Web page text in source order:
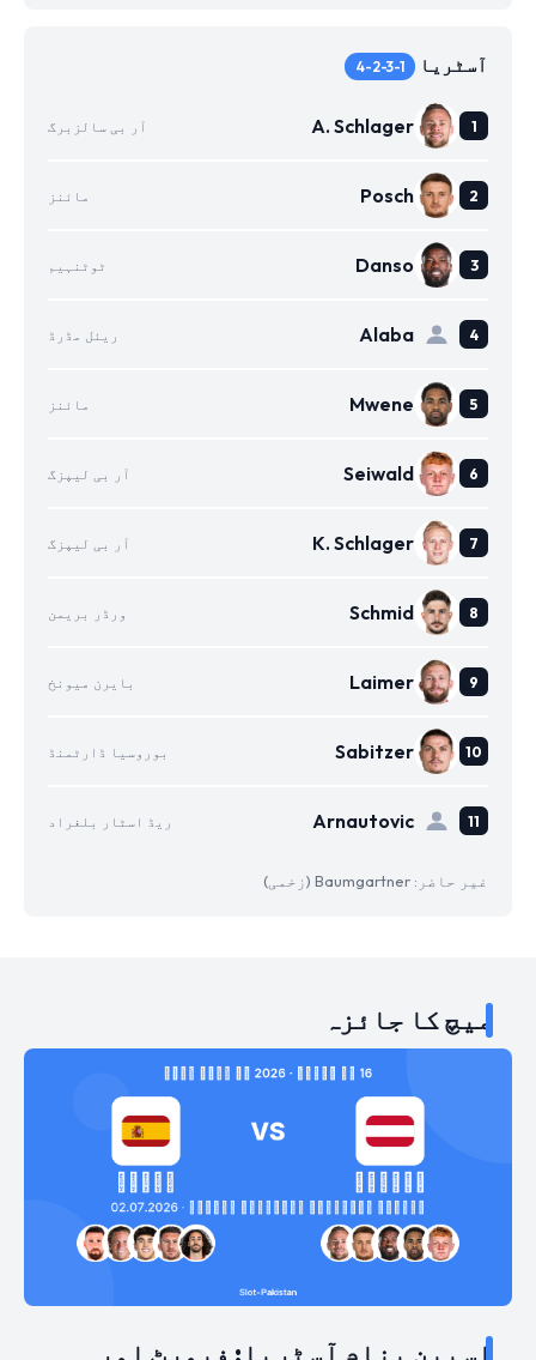
آسٹریا 4-2-3-1
A. Schlager آر بی سالزبرگ
Posch مائنز
Danso ٹوٹنہیم
Alaba ریئل مڈرڈ
Mwene مائنز
Seiwald آر بی لیپزگ
K. Schlager آر بی لیپزگ
Schmid ورڈر بریمن
Laimer بایرن میونخ
Sabitzer بوروسیا ڈارٹمنڈ
Arnautovic ریڈ اسٹار بلغراد
غیر حاضر: Baumgartner (زخمی)
میچ کا جائزہ
اسپین بنام آسٹریا: فیورٹ اور